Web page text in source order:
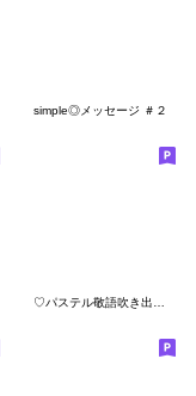
simple◎メッセージ ＃２
♡パステル敬語吹き出し♡